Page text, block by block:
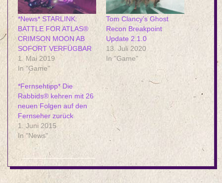
*News* STARLINK:
BATTLE FOR ATLAS®
CRIMSON MOON AB
SOFORT VERFÜGBAR
1. Mai 2019
In "Game"
Tom Clancy’s Ghost
Recon Breakpoint
Update 2.1.0
13. Juli 2020
In "Game"
*Fernsehtipp* Die
Rabbids® kehren mit 26
neuen Folgen auf den
Fernseher zurück
1. Juni 2015
In "News"